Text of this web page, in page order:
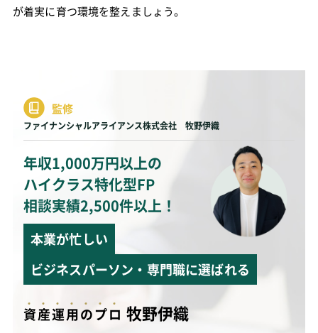
が着実に育つ環境を整えましょう。
監修
ファイナンシャルアライアンス株式会社 牧野伊織
年収1,000万円以上の
ハイクラス特化型FP
相談実績2,500件以上！
本業が忙しい
ビジネスパーソン・専門職に選ばれる
資産運用のプロ 牧野伊織